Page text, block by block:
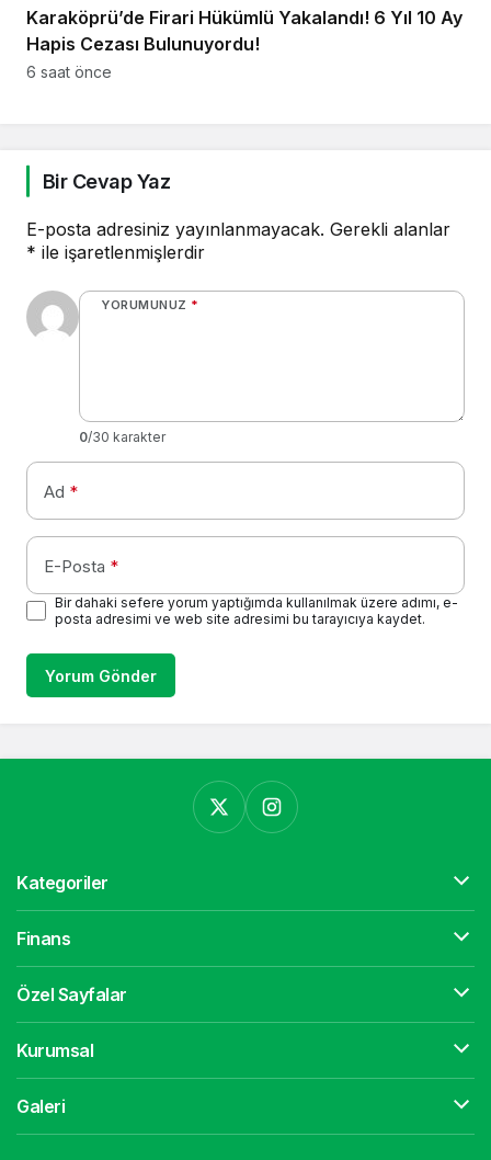
Karaköprü’de Firari Hükümlü Yakalandı! 6 Yıl 10 Ay
Hapis Cezası Bulunuyordu!
6 saat önce
Bir Cevap Yaz
E-posta adresiniz yayınlanmayacak. Gerekli alanlar
* ile işaretlenmişlerdir
YORUMUNUZ *
0/30 karakter
Ad *
E-Posta *
Bir dahaki sefere yorum yaptığımda kullanılmak üzere adımı, e-
posta adresimi ve web site adresimi bu tarayıcıya kaydet.
Yorum Gönder
Kategoriler
Finans
Özel Sayfalar
Kurumsal
Galeri